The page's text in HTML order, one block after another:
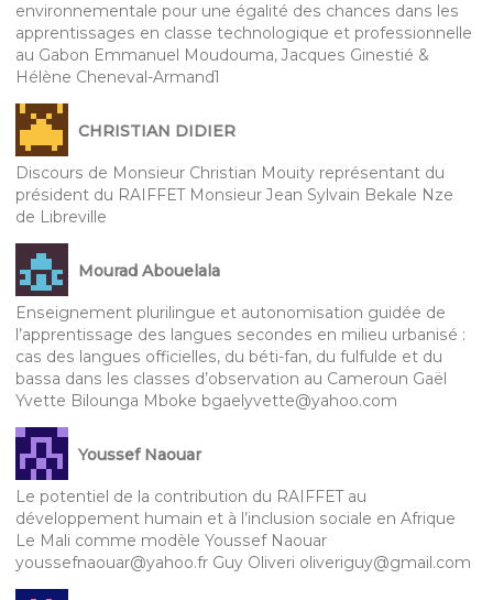
environnementale pour une égalité des chances dans les
apprentissages en classe technologique et professionnelle
au Gabon Emmanuel Moudouma, Jacques Ginestié &
Hélène Cheneval-Armand1
CHRISTIAN DIDIER
Discours de Monsieur Christian Mouity représentant du
président du RAIFFET Monsieur Jean Sylvain Bekale Nze
de Libreville
Mourad Abouelala
Enseignement plurilingue et autonomisation guidée de
l’apprentissage des langues secondes en milieu urbanisé :
cas des langues officielles, du béti-fan, du fulfulde et du
bassa dans les classes d’observation au Cameroun Gaël
Yvette Bilounga Mboke bgaelyvette@yahoo.com
Youssef Naouar
Le potentiel de la contribution du RAIFFET au
développement humain et à l’inclusion sociale en Afrique
Le Mali comme modèle Youssef Naouar
youssefnaouar@yahoo.fr Guy Oliveri oliveriguy@gmail.com